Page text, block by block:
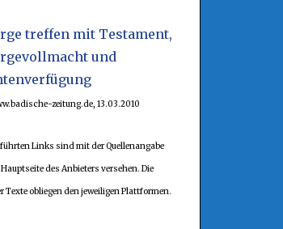
treffen mit Testament,
und
zeitung.de, 13.03.2010
Links sind mit der Quellenangabe
des Anbieters versehen. Die
Texte obliegen den jeweiligen Plattformen.